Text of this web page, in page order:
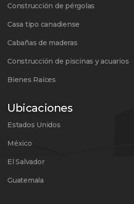
Construcción de pérgolas
Casa tipo canadiense
Cabañas de maderas
Construcción de piscinas y acuarios
Bienes Raíces
Ubicaciones
Estados Unidos
México
El Salvador
Guatemala